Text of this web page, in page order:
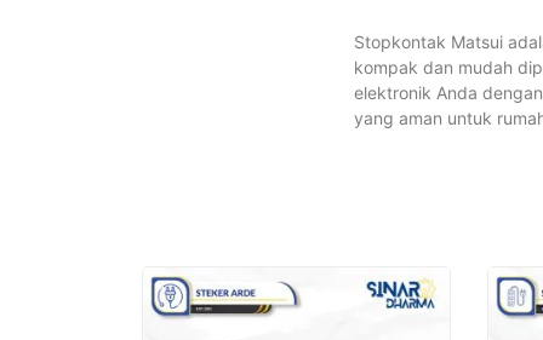
Stopkontak Matsui
kompak dan mudah
elektronik Anda
yang aman untuk